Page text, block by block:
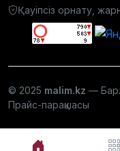
Қауіпсіз орнату,
© 2025 malim.kz —
Прайс-парақшасы